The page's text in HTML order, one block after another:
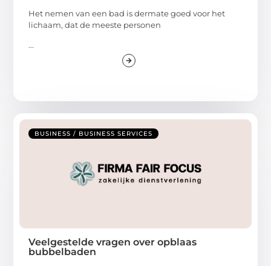
Het nemen van een bad is dermate goed voor het
lichaam, dat de meeste personen
...
BUSINESS / BUSINESS SERVICES
Veelgestelde vragen over opblaas
bubbelbaden